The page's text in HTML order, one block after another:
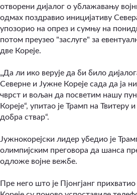
отворени дијалог о ублажавању
одмах поздравио иницијативу
упозорио на опрез и сумњу на пониди
потом преузео "заслуге" за
две Кореје.
„Да ли ико верује да би било
Северне и Јужне Кореје сада да ја
чврст и вољан да посветим нашу
Кореје“, упитао је Трамп на Твитеру
добра ствар“.
Јужнокорејски лидер убедио је
олимпијским преговора да шанса
одложе војне вежбе.
Пре него што је Пјонгјанг